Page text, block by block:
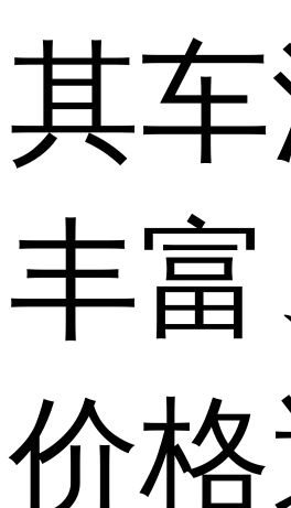
其
丰富
价